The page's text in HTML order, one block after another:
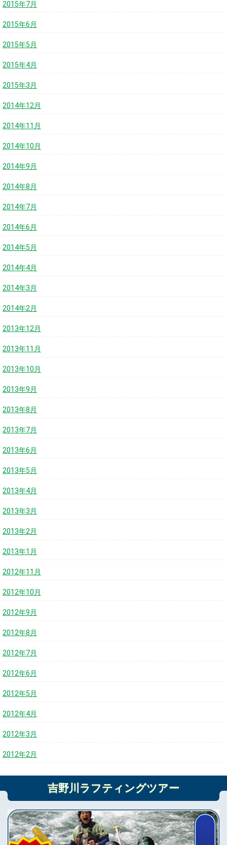
2015年7月
2015年6月
2015年5月
2015年4月
2015年3月
2014年12月
2014年11月
2014年10月
2014年9月
2014年8月
2014年7月
2014年6月
2014年5月
2014年4月
2014年3月
2014年2月
2013年12月
2013年11月
2013年10月
2013年9月
2013年8月
2013年7月
2013年6月
2013年5月
2013年4月
2013年3月
2013年2月
2013年1月
2012年11月
2012年10月
2012年9月
2012年8月
2012年7月
2012年6月
2012年5月
2012年4月
2012年3月
2012年2月
吉野川ラフティングツアー